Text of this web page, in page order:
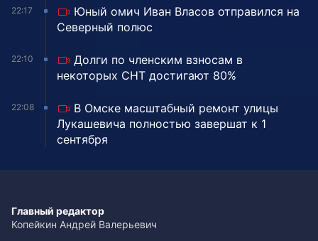
22:17
Юный омич Иван Власов отправился на
Северный полюс
22:10
Долги по членским взносам в
некоторых СНТ достигают 80%
22:08
В Омске масштабный ремонт улицы
Лукашевича полностью завершат к 1
сентября
Главный редактор
Копейкин Андрей Валерьевич